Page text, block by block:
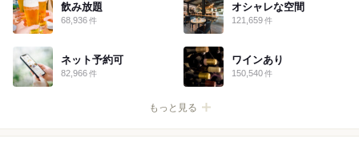
飲み放題
68,936件
オシャレな空間
121,659 件
ネット予約可
82,966件
ワインあり
150,540 件